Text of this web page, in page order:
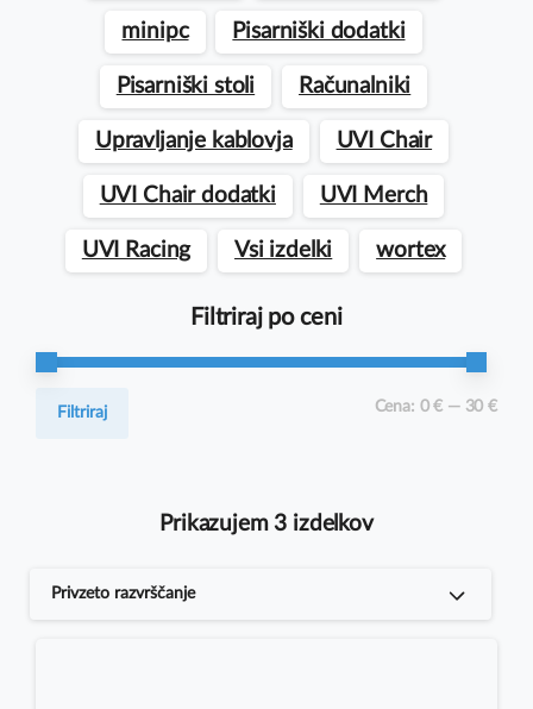
minipc Pisarniški dodatki
Pisarniški stoli Računalniki
Upravljanje kablovja UVI Chair
UVI Chair dodatki UVI Merch
UVI Racing Vsi izdelki wortex
Filtriraj po ceni
Min
Max
Filtriraj Cena: 0 € — 30 €
Prikazujem 3 izdelkov
Privzeto razvrščanje